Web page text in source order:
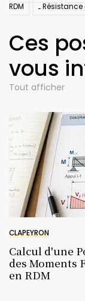
RDM
Ces
vous
Tout afficher
CLAPEYRON
Calcul d'une
des Moments
en RDM